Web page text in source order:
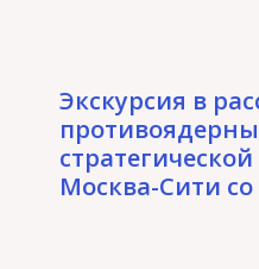
Экскурсия в
Москва-Сити